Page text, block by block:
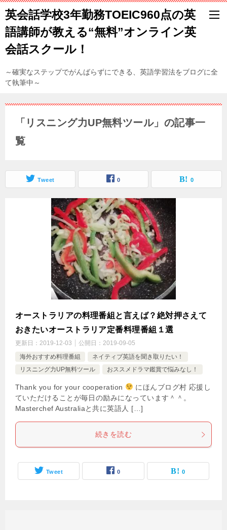
英会話学校3年勤務TOEIC960点の英
語講師が教える“無料”オンライン英
会話スクール！
～確実なステップでがんばらずにできる、英語学習法をブログに全
て執筆中～
「リスニング力UP無料ツール」の記事一
覧
Tweet 0 0
オーストラリアの料理番組と言えば？絶対押さえて
おきたいオーストラリア定番料理番組１選
更新日： 2019-12-03 公開日： 2019-09-05
海外おすすめ料理番組
ネイティブ英語を聞き取りたい！
リスニング力UP無料ツール
おススメドラマ鑑賞で悩みなし！
Thank you for your cooperation
にほんブログ村 応援し
ていただけることが毎日の励みになっています＾＾。
Masterchef Australiaと共に英語人 […]
続きを読む
Tweet 0 0